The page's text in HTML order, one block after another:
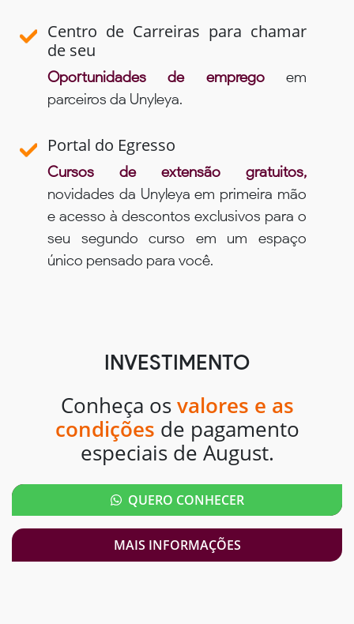
Centro de Carreiras para chamar
de seu
Oportunidades de empregoem
parceiros da Unyleya.
Portal do Egresso
Cursos de extensão gratuitos,
novidades da Unyleya em primeira mão
e acesso à descontos exclusivos para o
seu segundo curso em um espaço
único pensado para você.
INVESTIMENTO
Conheça os valores e as
condições de pagamento
especiais de August.
QUERO CONHECER
MAIS INFORMAÇÕES